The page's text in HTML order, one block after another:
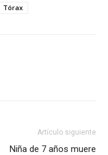
Tórax
Artículo siguiente
Niña de 7 años muere